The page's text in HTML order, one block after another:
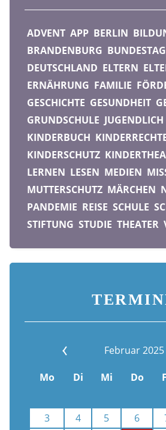
ADVENT APP BERLIN
BRANDENBURG BUNDESTAG
DEUTSCHLAND ELTERN
ERNÄHRUNG FAMILIE
GESCHICHTE GESUNDHEIT
GRUNDSCHULE JUGENDLICH
KINDERBUCH
KINDERSCHUTZ
LERNEN LESEN MEDIEN
MUTTERSCHUTZ MÄRCHEN
PANDEMIE REISE SCHULE
STIFTUNG STUDIE THEATER
Februar 2025
Mo Di Mi Do
3
4 5 6